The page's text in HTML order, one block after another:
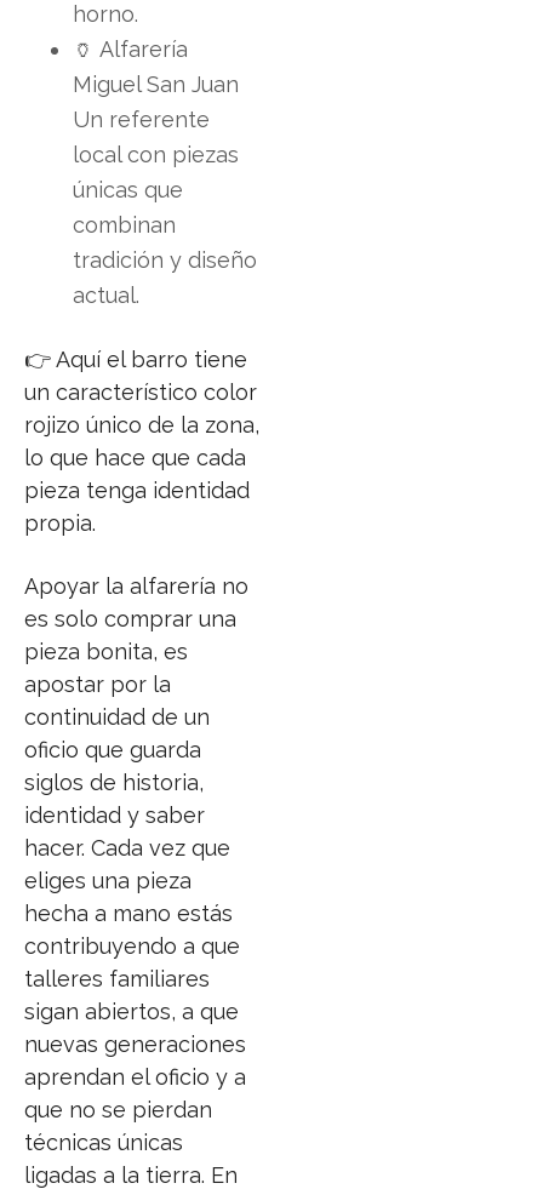
horno.
🏺 Alfarería
Miguel San Juan
Un referente
local con piezas
únicas que
combinan
tradición y diseño
actual.
👉 Aquí el barro tiene
un característico color
rojizo único de la zona,
lo que hace que cada
pieza tenga identidad
propia.
Apoyar la alfarería no
es solo comprar una
pieza bonita, es
apostar por la
continuidad de un
oficio que guarda
siglos de historia,
identidad y saber
hacer. Cada vez que
eliges una pieza
hecha a mano estás
contribuyendo a que
talleres familiares
sigan abiertos, a que
nuevas generaciones
aprendan el oficio y a
que no se pierdan
técnicas únicas
ligadas a la tierra. En